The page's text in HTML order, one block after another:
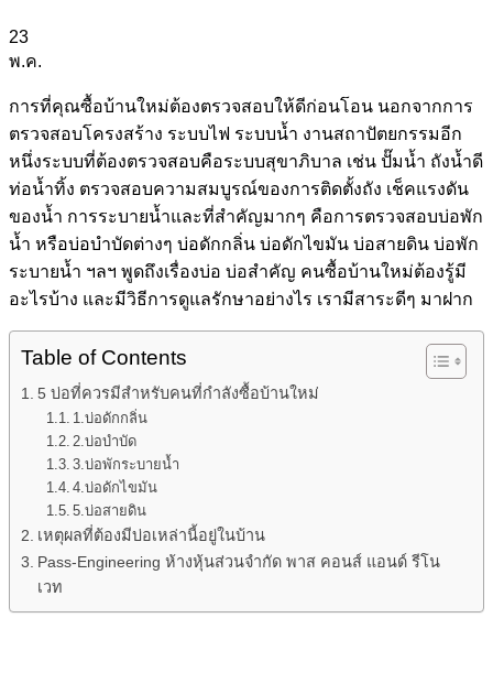
23
พ.ค.
การที่คุณซื้อบ้านใหม่ต้องตรวจสอบให้ดีก่อนโอน นอกจากการ
ตรวจสอบโครงสร้าง ระบบไฟ ระบบน้ำ งานสถาปัตยกรรมอีก
หนึ่งระบบที่ต้องตรวจสอบคือระบบสุขาภิบาล เช่น ปั๊มน้ำ ถังน้ำดี
ท่อน้ำทิ้ง ตรวจสอบความสมบูรณ์ของการติดตั้งถัง เช็คแรงดัน
ของน้ำ การระบายน้ำและที่สำคัญมากๆ คือการตรวจสอบบ่อพัก
น้ำ หรือบ่อบำบัดต่างๆ บ่อดักกลิ่น บ่อดักไขมัน บ่อสายดิน บ่อพัก
ระบายน้ำ ฯลฯ พูดถึงเรื่องบ่อ บ่อสำคัญ คนซื้อบ้านใหม่ต้องรู้มี
อะไรบ้าง และมีวิธีการดูแลรักษาอย่างไร เรามีสาระดีๆ มาฝาก
Table of Contents
5 บ่อที่ควรมีสำหรับคนที่กำลังซื้อบ้านใหม่
1.บ่อดักกลิ่น
2.บ่อบำบัด
3.บ่อพักระบายน้ำ
4.บ่อดักไขมัน
5.บ่อสายดิน
เหตุผลที่ต้องมีบ่อเหล่านี้อยู่ในบ้าน
Pass-Engineering ห้างหุ้นส่วนจำกัด พาส คอนส์ แอนด์ รีโน
เวท